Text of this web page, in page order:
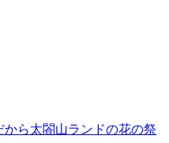
から太閤山ランドの花の祭